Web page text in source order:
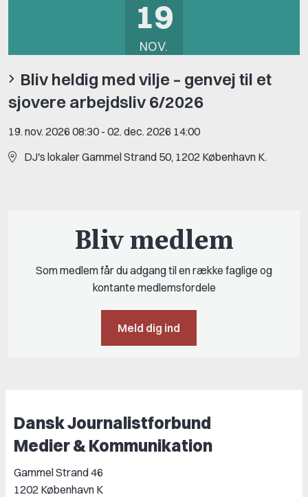
19
NOV.
Bliv heldig med vilje – genvej til et
sjovere arbejdsliv 6/2026
19. nov. 2026 08:30 - 02. dec. 2026 14:00
DJ's lokaler Gammel Strand 50, 1202 København K.
Bliv medlem
Som medlem får du adgang til en række faglige og
kontante medlemsfordele
Meld dig ind
Dansk Journalistforbund
Medier & Kommunikation
Gammel Strand 46
1202 København K